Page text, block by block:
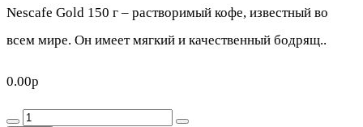
Nescafe Gold 150 г – растворимый кофе, известный во
всем мире. Он имеет мягкий и качественный бодрящ..
0.00р